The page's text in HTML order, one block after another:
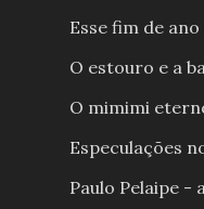
Esse fim de
O estouro e a
O mimimi
Especulações
Paulo Pelaipe -